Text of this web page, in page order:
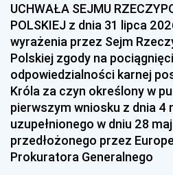
UCHWAŁA SEJMU
POLSKIEJ z dnia 31 lipca
wyrażenia przez Sejm
Polskiej zgody na
odpowiedzialności karnej
Króla za czyn określony w
pierwszym wniosku z dnia 4
uzupełnionego w dniu 28
przedłożonego przez
Prokuratora Generalnego